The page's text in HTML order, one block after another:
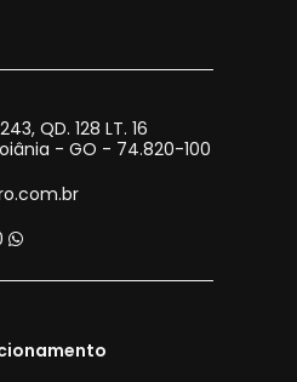
QD. 128 LT. 16
- GO - 74.820-100